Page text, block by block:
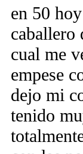
en 50
caballero
cual me
empese
dejo mi
tenido